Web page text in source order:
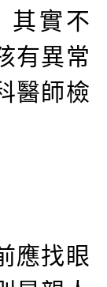
其實不
有異常
醫師檢
應找眼